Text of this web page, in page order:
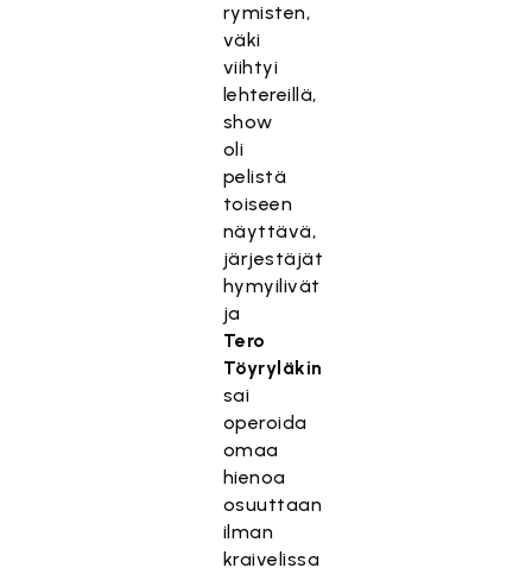
rymisten,
väki
viihtyi
lehtereillä,
show
oli
pelistä
toiseen
näyttävä,
järjestäjät
hymyilivät
ja
Tero
Töyryläkin
sai
operoida
omaa
hienoa
osuuttaan
ilman
kraivelissa